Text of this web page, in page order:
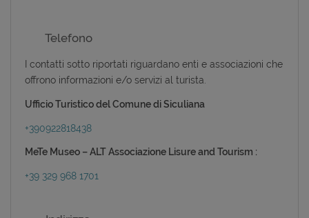
Telefono
I contatti sotto riportati riguardano enti e associazioni che
offrono informazioni e/o servizi al turista.
Ufficio Turistico del Comune di Siculiana
+390922818438
MeTe Museo – ALT Associazione Lisure and Tourism :
+39 329 968 1701